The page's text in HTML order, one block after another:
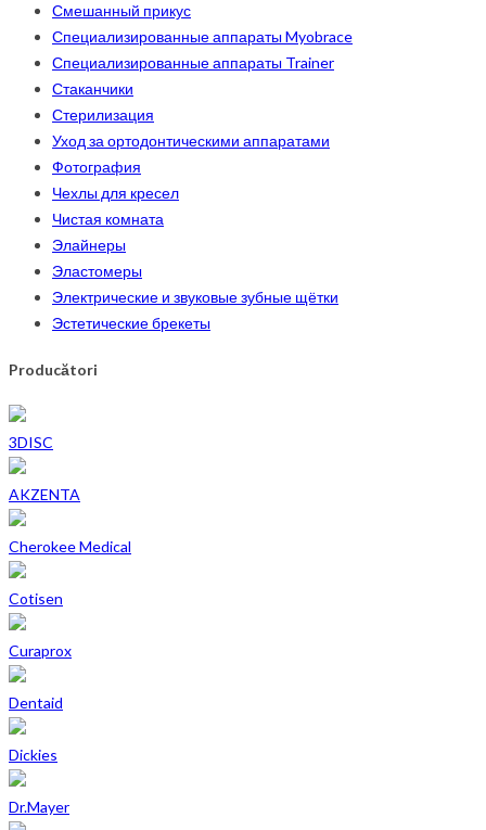
Смешанный прикус
Специализированные аппараты Myobrace
Специализированные аппараты Trainer
Стаканчики
Стерилизация
Уход за ортодонтическими аппаратами
Фотография
Чехлы для кресел
Чистая комната
Элайнеры
Эластомеры
Электрические и звуковые зубные щётки
Эстетические брекеты
Producători
3DISC
AKZENTA
Cherokee Medical
Cotisen
Curaprox
Dentaid
Dickies
Dr.Mayer